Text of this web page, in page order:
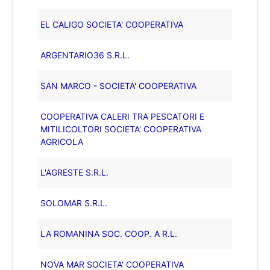
EL CALIGO SOCIETA' COOPERATIVA
ARGENTARIO36 S.R.L.
SAN MARCO - SOCIETA' COOPERATIVA
COOPERATIVA CALERI TRA PESCATORI E
MITILICOLTORI SOCIETA' COOPERATIVA
AGRICOLA
L'AGRESTE S.R.L.
SOLOMAR S.R.L.
LA ROMANINA SOC. COOP. A R.L.
NOVA MAR SOCIETA' COOPERATIVA